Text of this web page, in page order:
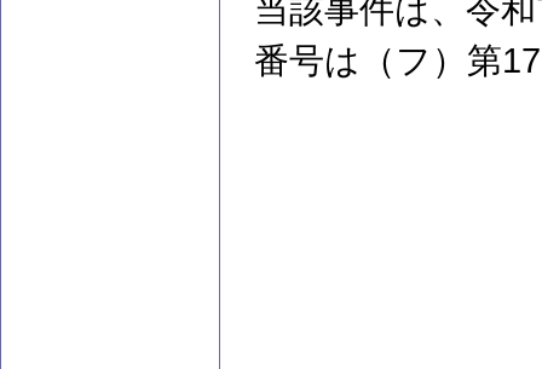
当該事件は、令
番号は（フ）第